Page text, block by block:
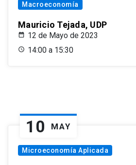
Macroeconomía
Mauricio Tejada, UDP
12 de Mayo de 2023
14:00 a 15:30
10 MAY
Microeconomía Aplicada